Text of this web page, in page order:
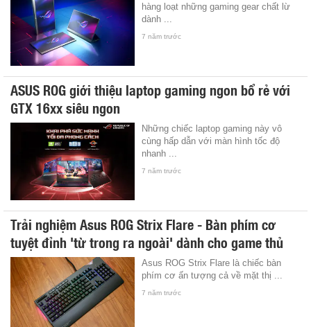
hàng loạt những gaming gear chất lừ
dành ...
7 năm trước
ASUS ROG giới thiệu laptop gaming ngon bổ rẻ với
GTX 16xx siêu ngon
Những chiếc laptop gaming này vô
cùng hấp dẫn với màn hình tốc độ
nhanh ...
7 năm trước
Trải nghiệm Asus ROG Strix Flare - Bàn phím cơ
tuyệt đỉnh 'từ trong ra ngoài' dành cho game thủ
Asus ROG Strix Flare là chiếc bàn
phím cơ ấn tượng cả về mặt thị ...
7 năm trước